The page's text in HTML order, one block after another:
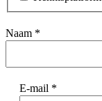
Naam *
E-mail *